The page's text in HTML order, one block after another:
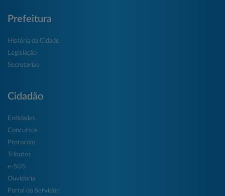
Prefeitura
História da Cidade
Legislação
Secretarias
Cidadão
Entidades
Concursos
Protocolo
Tributos
e-SUS
Ouvidoria
Portal do Servidor